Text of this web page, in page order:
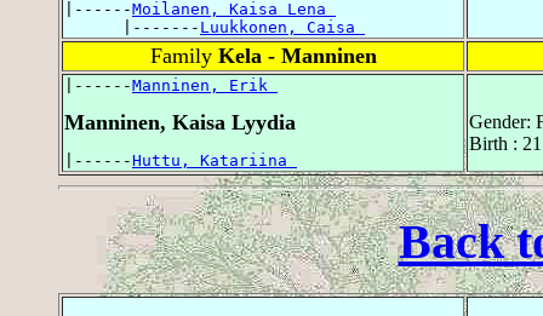
|------Moilanen, Kaisa Lena
      |-------
Luukkonen, Caisa
Family Kela - Manninen
|------Manninen, Erik
Manninen, Kaisa Lyydia
|------Huttu, Katariina
Gender:
Birth :
Back